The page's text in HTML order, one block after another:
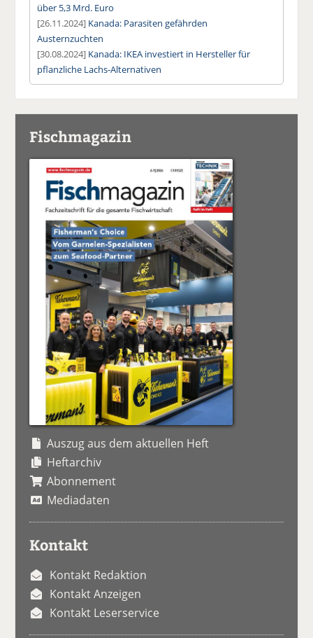
über 5,3 Mrd. Euro
[26.11.2024] Kanada: Parasiten gefährden
Austernzuchten
[30.08.2024] Kanada: IKEA investiert in Hersteller für
pflanzliche Lachs-Alternativen
Fischmagazin
Auszug aus dem aktuellen Heft
Heftarchiv
Abonnement
Mediadaten
Kontakt
Kontakt Redaktion
Kontakt Anzeigen
Kontakt Leserservice